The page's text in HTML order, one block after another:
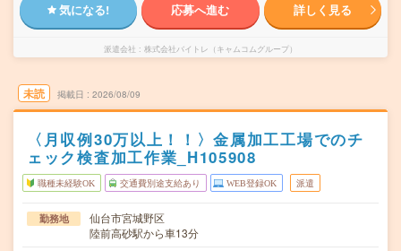
気になる! 応募へ進む 詳しく見る
派遣会社 株式会社バイトレ（キャムコムグループ）
未読 掲載日 2026/08/09
〈月収例30万以上！！〉金属加工工場でのチ
ェック検査加工作業_H105908
職種未経験OK 交通費別途支給あり WEB登録OK 派遣
勤務地
仙台市宮城野区
陸前高砂駅から車13分